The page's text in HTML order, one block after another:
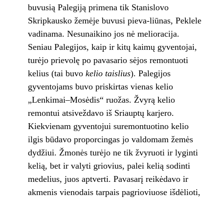
buvusią Palegiją primena tik Stanislovo
Skripkausko žemėje buvusi pieva-liūnas, Peklele
vadinama. Nesunaikino jos nė melioracija.
Seniau Palegijos, kaip ir kitų kaimų gyventojai,
turėjo prievolę po pavasario sėjos remontuoti
kelius (tai buvo kelio taislius). Palegijos
gyventojams buvo priskirtas vienas kelio
„Lenkimai–Mosėdis“ ruožas. Žvyrą kelio
remontui atsiveždavo iš Sriauptų karjero.
Kiekvienam gyventojui suremontuotino kelio
ilgis būdavo proporcingas jo valdomam žemės
dydžiui. Žmonės turėjo ne tik žvyruoti ir lyginti
kelią, bet ir valyti griovius, palei kelią sodinti
medelius, juos aptverti. Pavasarį reikėdavo ir
akmenis vienodais tarpais pagrioviuose išdėlioti,